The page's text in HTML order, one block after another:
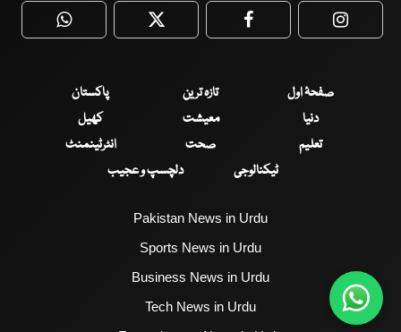
WhatsApp Twitter Facebook
صفحۂ اول تازہ ترین
پاکستان
دنیا
معیشت
کھیل
تعلیم
صحت
انٹرٹینمنٹ
ٹیکنالوجی
دلچسپ و عجیب
Pakistan News in Urdu
Sports News in Urdu
Business News in Urdu
Tech News in Urdu